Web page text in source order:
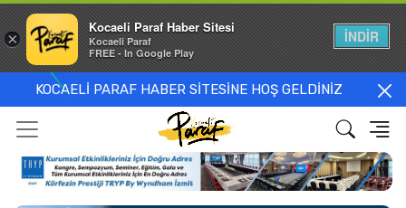
KOCAELİ PARAF HABER SİTESİNE HOŞ GELDİNİZ
×
Kocaeli Paraf Haber Sitesi
Kocaeli Paraf
FREE - In Google Play
İNDİR